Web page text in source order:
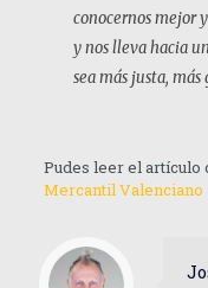
conocernos mejor
y nos lleva hacia
sea más justa,
Pudes leer el artículo
Mercantil Valenciano